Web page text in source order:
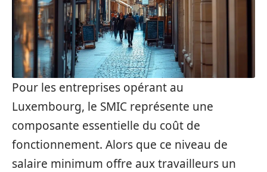
Pour les entreprises opérant au
Luxembourg, le SMIC représente une
composante essentielle du coût de
fonctionnement. Alors que ce niveau de
salaire minimum offre aux travailleurs un